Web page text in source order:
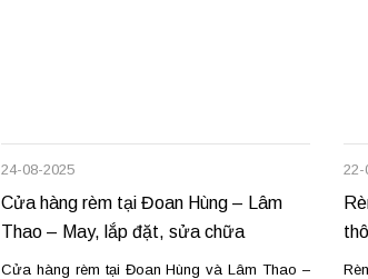
24-08-2025
Cửa hàng rèm tại Đoan Hùng – Lâm
Thao – May, lắp đặt, sửa chữa
Cửa hàng rèm tại Đoan Hùng và Lâm Thao –
22-